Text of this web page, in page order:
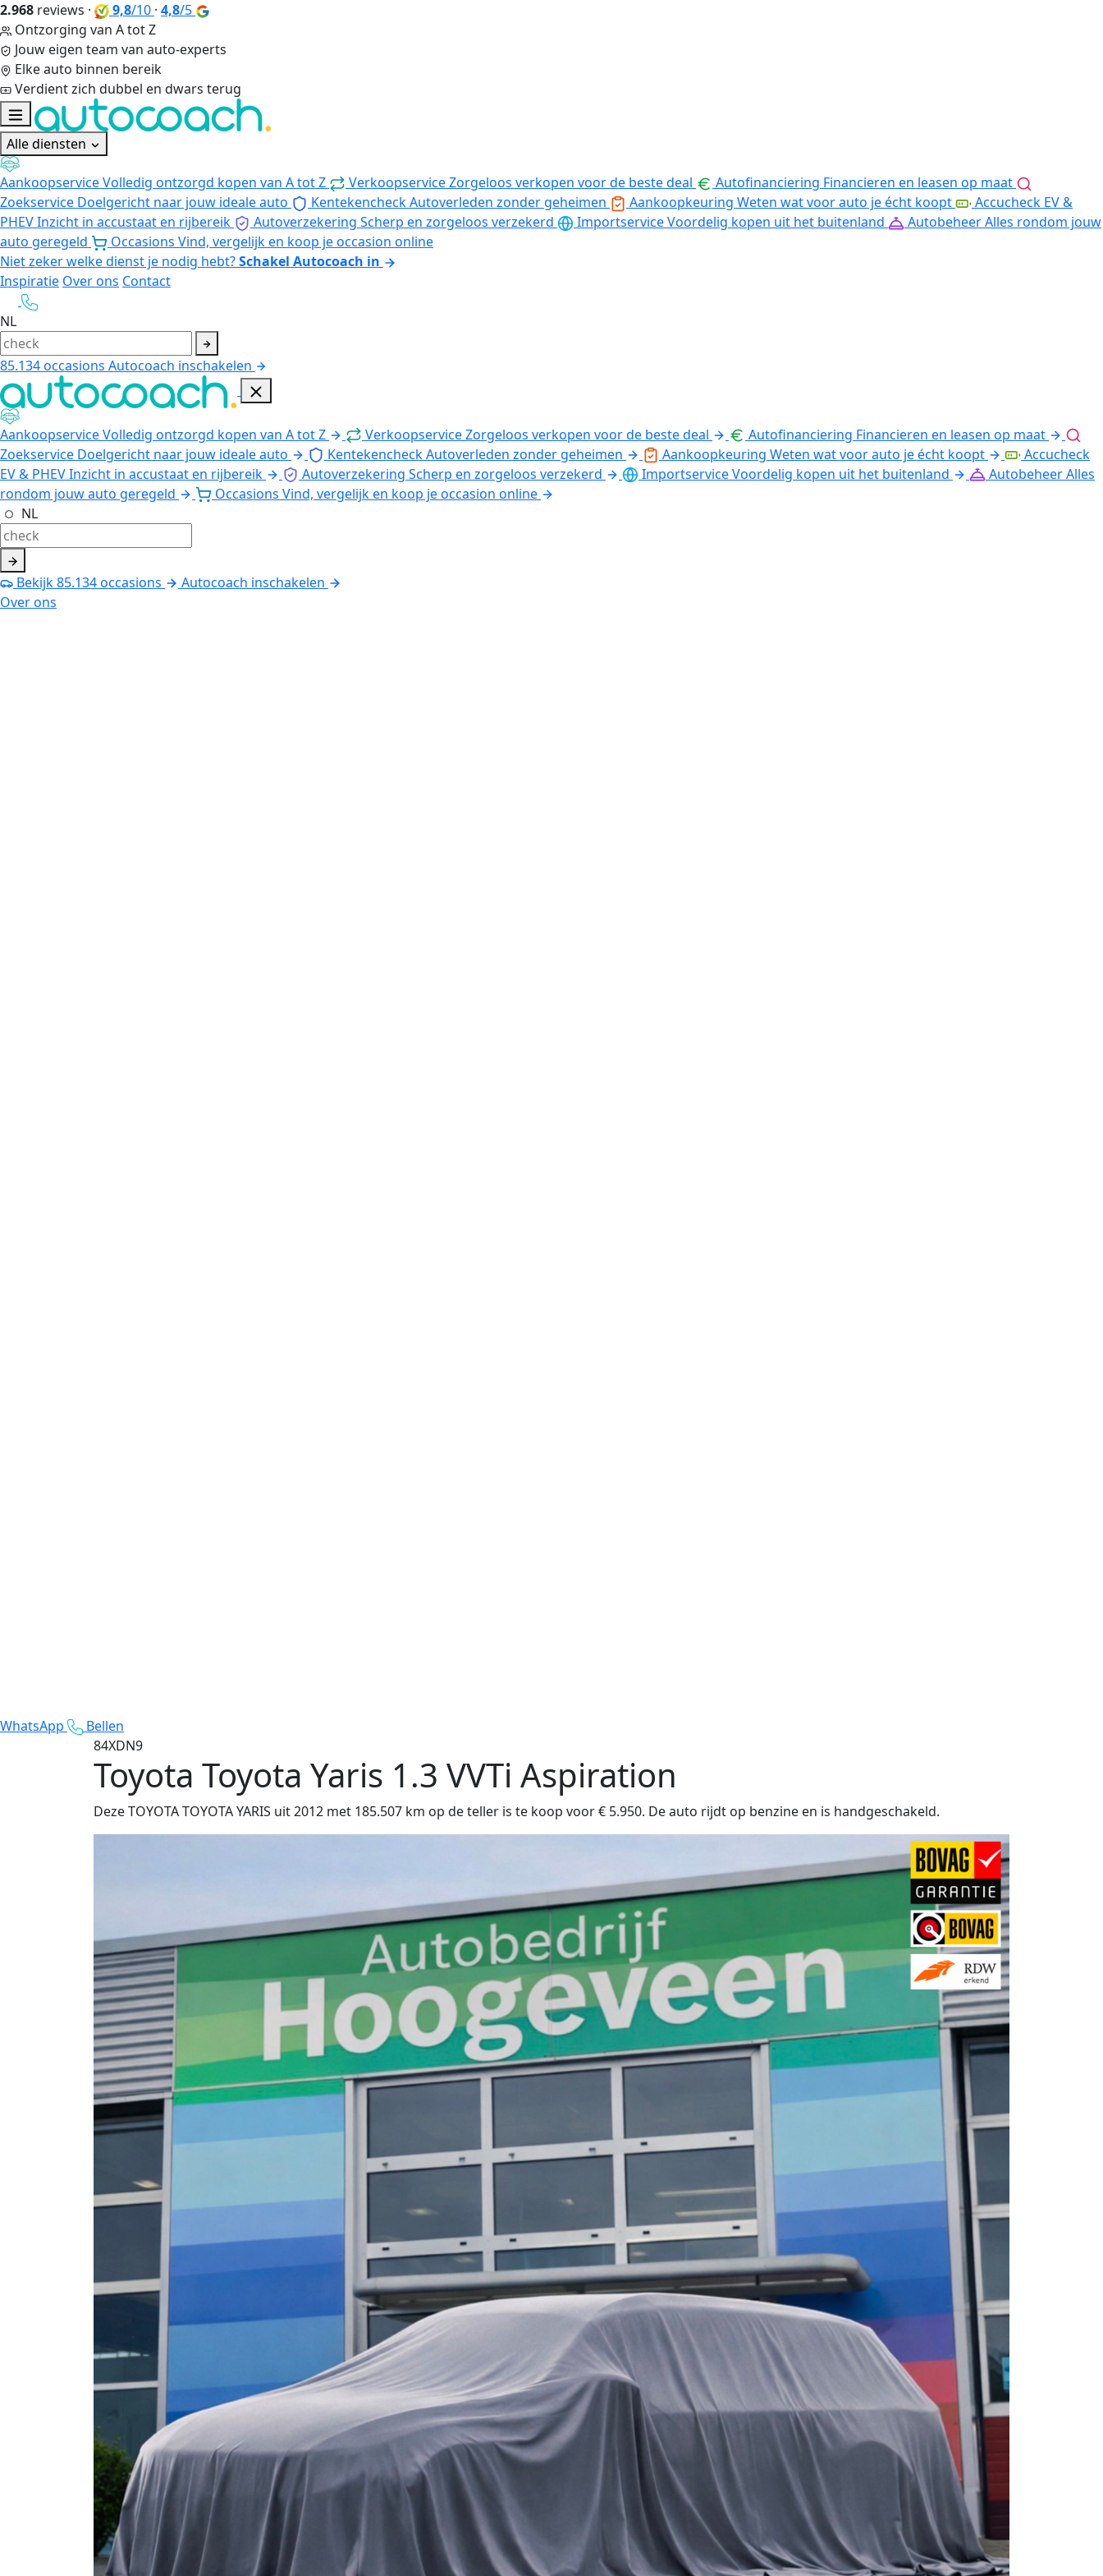
2.968 reviews · 9,8/10 · 4,8/5
Ontzorging van A tot Z
Jouw eigen team van auto-experts
Elke auto binnen bereik
Verdient zich dubbel en dwars terug
Alle diensten
AankoopserviceVolledig ontzorgd kopen van A tot Z VerkoopserviceZorgeloos verkopen voor de beste deal Autofinanciering Financieren en leasen op maat
Zoekservice Doelgericht naar jouw ideale auto KentekencheckAutoverleden zonder geheimen Aankoopkeuring Weten wat voor auto je écht koopt
Accucheck EV &
PHEVInzicht in accustaat en rijbereik Autoverzekering Scherp en zorgeloos verzekerd ImportserviceVoordelig kopen uit het buitenland AutobeheerAlles rondom jouw
auto geregeld
Occasions Vind, vergelijk en koop je occasion online
Niet zeker welke dienst je nodig hebt?Schakel Autocoach in
Inspiratie Over ons Contact
NL
85.134occasions Autocoach inschakelen
AankoopserviceVolledig ontzorgd kopen van A tot Z VerkoopserviceZorgeloos verkopen voor de beste deal Autofinanciering Financieren en leasen op maat
Zoekservice Doelgericht naar jouw ideale auto KentekencheckAutoverleden zonder geheimen Aankoopkeuring Weten wat voor auto je écht koopt
Accucheck
EV & PHEVInzicht in accustaat en rijbereik Autoverzekering Scherp en zorgeloos verzekerd ImportserviceVoordelig kopen uit het buitenland AutobeheerAlles
rondom jouw auto geregeld
Occasions Vind, vergelijk en koop je occasion online
NL
Bekijk85.134occasions
Autocoach inschakelen
Over ons
WhatsApp
Bellen
84XDN9
Toyota Toyota Yaris 1.3 VVTi Aspiration
Deze TOYOTA TOYOTA YARIS uit 2012 met 185.507 km op de teller is te koop voor € 5.950. De auto rijdt op benzine en is handgeschakeld.